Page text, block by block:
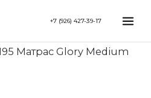
+7 (926) 427-39-17
Матрас Glory Medium